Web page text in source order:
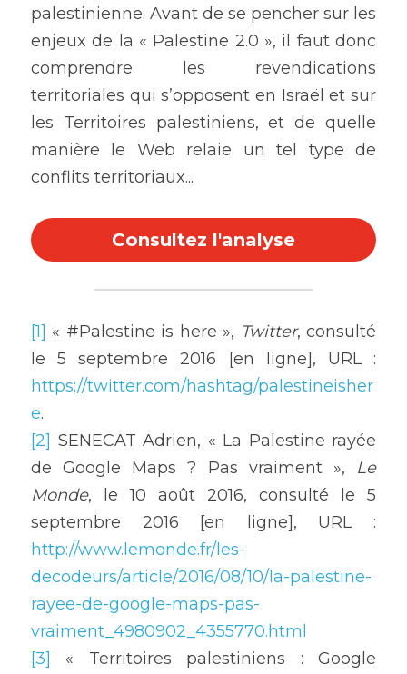
palestinienne. Avant de se pencher sur les
enjeux de la « Palestine 2.0 », il faut donc
comprendre les revendications
territoriales qui s’opposent en Israël et sur
les Territoires palestiniens, et de quelle
manière le Web relaie un tel type de
conflits territoriaux...
Consultez l'analyse
[1] « #Palestine is here », Twitter, consulté
https://twitter.com/hashtag/palestineisher
e.
[2] SENECAT Adrien, « La Palestine rayée
de Google Maps ? Pas vraiment », Le
Monde, le 10 août 2016, consulté le 5
http://www.lemonde.fr/les-
decodeurs/article/2016/08/10/la-palestine-
rayee-de-google-maps-pas-
vraiment_4980902_4355770.html
[3]
« Territoires palestiniens : Google